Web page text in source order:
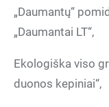
„Daumantų“
„Daumantai LT“,
Ekologiška viso
duonos kepiniai“,